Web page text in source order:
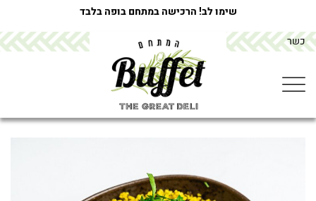
שימו לב! הרכישה במתחם בופה בלבד
כשר
תבשיל בורגול ועדשים